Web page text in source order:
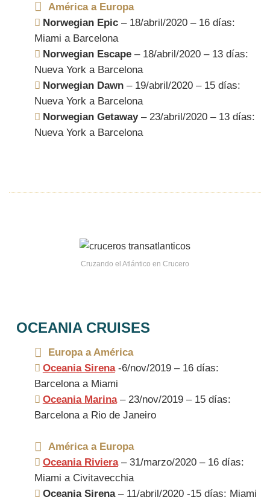
América a Europa
Norwegian Epic– 18/abril/2020 – 16 días:
Miami a Barcelona
Norwegian Escape– 18/abril/2020 – 13 días:
Nueva York a Barcelona
Norwegian Dawn– 19/abril/2020 – 15 días:
Nueva York a Barcelona
Norwegian Getaway– 23/abril/2020 – 13 días:
Nueva York a Barcelona
Cruzando el Atlántico en Crucero
OCEANIA CRUISES
Europa a América
Oceania Sirena-6/nov/2019 – 16 días:
Barcelona a Miami
Oceania Marina– 23/nov/2019 – 15 días:
Barcelona a Rio de Janeiro
América a Europa
Oceania Riviera– 31/marzo/2020 – 16 días:
Miami a Civitavecchia
Oceania Sirena– 11/abril/2020 -15 días: Miami